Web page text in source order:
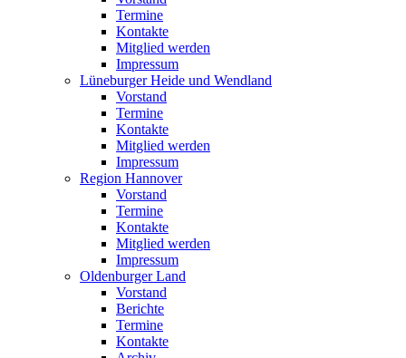
Termine
Kontakte
Mitglied werden
Impressum
Lüneburger Heide und Wendland
Vorstand
Termine
Kontakte
Mitglied werden
Impressum
Region Hannover
Vorstand
Termine
Kontakte
Mitglied werden
Impressum
Oldenburger Land
Vorstand
Berichte
Termine
Kontakte